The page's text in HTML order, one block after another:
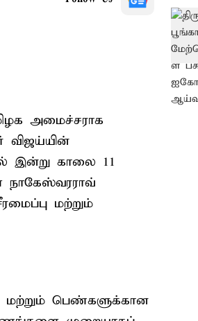
அமைச்சராக
விஜய்யின்
இன்று காலை 11
நாகேஸ்வரராவ்
மற்றும்
பெண்களுக்கான